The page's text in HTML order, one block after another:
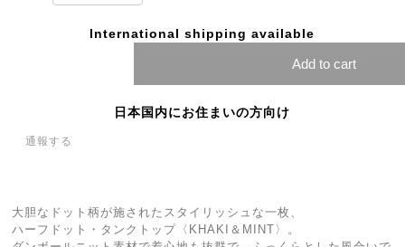
International shipping available
Add to cart
日本国内にお住まいの方向け
通報する
大胆なドット柄が施されたスタイリッシュな一枚、
ハーフドット・タンクトップ〈KHAKI＆MINT〉。